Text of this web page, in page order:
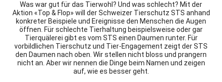
Was war gut für das Tierwohl? Und was schlecht? Mit der
Aktion «Top & Flop» will der Schweizer Tierschutz STS anhand
konkreter Beispiele und Ereignisse den Menschen die Augen
öffnen. Für schlechte Tierhaltung beispielsweise oder gar
Tierquälerei gibt es vom STS einen Daumen runter. Für
vorbildlichen Tierschutz und Tier-Engagement zeigt der STS
den Daumen nach oben. Wir stellen nicht bloss und prangern
nicht an. Aber wir nennen die Dinge beim Namen und zeigen
auf, wie es besser geht.